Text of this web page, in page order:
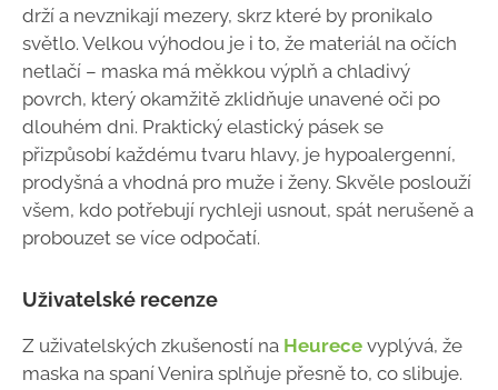
drží a nevznikají mezery, skrz které by pronikalo
světlo. Velkou výhodou je i to, že materiál na očích
netlačí – maska má měkkou výplň a chladivý
povrch, který okamžitě zklidňuje unavené oči po
dlouhém dni. Praktický elastický pásek se
přizpůsobí každému tvaru hlavy, je hypoalergenní,
prodyšná a vhodná pro muže i ženy. Skvěle poslouží
všem, kdo potřebují rychleji usnout, spát nerušeně a
probouzet se více odpočatí.
Uživatelské recenze
Z uživatelských zkušeností na Heurece vyplývá, že
maska na spaní Venira splňuje přesně to, co slibuje.